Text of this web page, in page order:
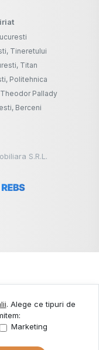
Tineretului
Titan
Politehnica
Pallady
Berceni
S.R.L.
. Alege ce tipuri de
Marketing